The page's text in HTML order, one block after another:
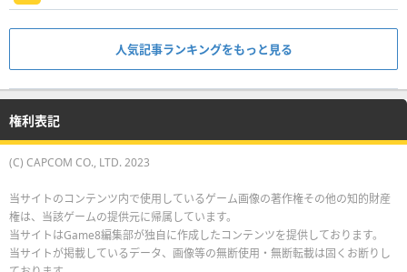
人気記事ランキングをもっと見る
権利表記
(C) CAPCOM CO., LTD. 2023
当サイトのコンテンツ内で使用しているゲーム画像の著作権その他の知的財産
権は、当該ゲームの提供元に帰属しています。
当サイトはGame8編集部が独自に作成したコンテンツを提供しております。
当サイトが掲載しているデータ、画像等の無断使用・無断転載は固くお断りし